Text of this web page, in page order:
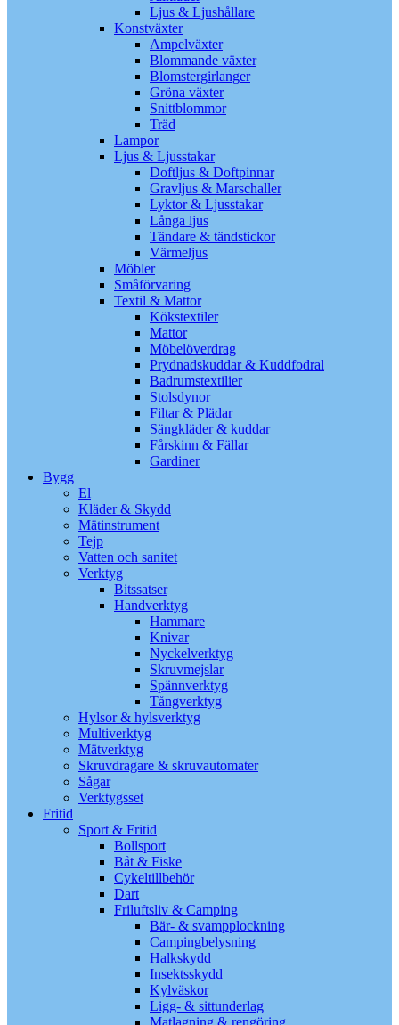
Ljus & Ljushållare
Konstväxter
Ampelväxter
Blommande växter
Blomstergirlanger
Gröna växter
Snittblommor
Träd
Lampor
Ljus & Ljusstakar
Doftljus & Doftpinnar
Gravljus & Marschaller
Lyktor & Ljusstakar
Långa ljus
Tändare & tändstickor
Värmeljus
Möbler
Småförvaring
Textil & Mattor
Kökstextiler
Mattor
Möbelöverdrag
Prydnadskuddar & Kuddfodral
Badrumstextilier
Stolsdynor
Filtar & Plädar
Sängkläder & kuddar
Fårskinn & Fällar
Gardiner
Bygg
El
Kläder & Skydd
Mätinstrument
Tejp
Vatten och sanitet
Verktyg
Bitssatser
Handverktyg
Hammare
Knivar
Nyckelverktyg
Skruvmejslar
Spännverktyg
Tångverktyg
Hylsor & hylsverktyg
Multiverktyg
Mätverktyg
Skruvdragare & skruvautomater
Sågar
Verktygsset
Fritid
Sport & Fritid
Bollsport
Båt & Fiske
Cykeltillbehör
Dart
Friluftsliv & Camping
Bär- & svampplockning
Campingbelysning
Halkskydd
Insektsskydd
Kylväskor
Ligg- & sittunderlag
Matlagning & rengöring